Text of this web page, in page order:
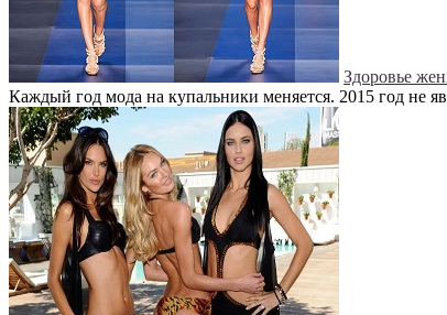
Здоровье
Каждый год мода на купальники меняется. 2015 год не